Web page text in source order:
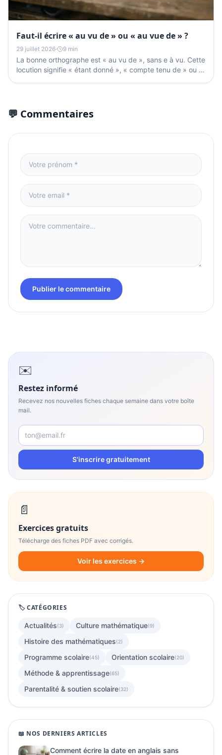
Faut-il écrire « au vu de » ou « au vue de » ?
29 juillet 2026· 9 min
La bonne orthographe est « au vu de », sans e à vu. Cette
locution signifie « étant donné », « compte tenu de » ou «
💬 Commentaires
Publier le commentaire
✉️
Restez informé
Recevez nos nouvelles fiches chaque semaine dans votre boîte
mail.
S'inscrire gratuitement
📄
Exercices gratuits
Télécharge des fiches PDF avec corrigés.
Voir les exercices →
🏷️ CATÉGORIES
Actualités(3) Culture mathématique(9)
Histoire des mathématiques(2)
Programme scolaire(45) Orientation scolaire(20)
Méthode & apprentissage(65)
Parentalité & soutien scolaire(32)
📖 NOS DERNIERS ARTICLES
Comment écrire la date en anglais sans